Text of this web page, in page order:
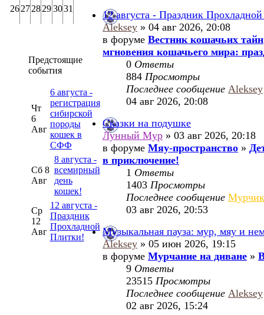
262728293031
Предстоящие
события
Чт
6
Авг
6 августа -
регистрация
сибирской
породы
кошек в
СФФ
Сб 8
Авг
8 августа -
всемирный
день
кошек!
Ср
12
Авг
12 августа -
Праздник
Прохладной
Плитки!
12 августа - Праздник
Aleksey » 04 авг 2026, 20:08
в форумеВестник кошачьих тайн
мгновения кошачьего мира:
0 Ответы
884Просмотры
Последнее сообщениеAleksey
04 авг 2026, 20:08
Сказки на подушке
Лунный Мур » 03 авг 2026, 20:18
в форумеМяу-пространство »
в приключение!
1 Ответы
1403Просмотры
Последнее сообщение
03 авг 2026, 20:53
Музыкальная пауза: мур, мяу и
Aleksey » 05 июн 2026, 19:15
в форумеМурчание на диване »
9 Ответы
23515Просмотры
Последнее сообщениеAleksey
02 авг 2026, 15:24